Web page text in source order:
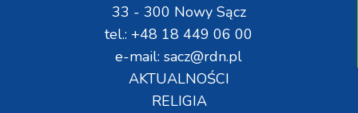
33 - 300 Nowy Sącz
tel.: +48 18 449 06 00
e-mail: sacz@rdn.pl
AKTUALNOŚCI
RELIGIA